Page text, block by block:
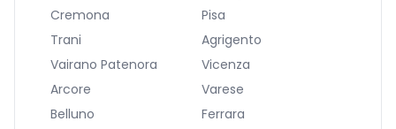
Cremona
Pisa
Trani
Agrigento
Vairano Patenora
Vicenza
Arcore
Varese
Belluno
Ferrara